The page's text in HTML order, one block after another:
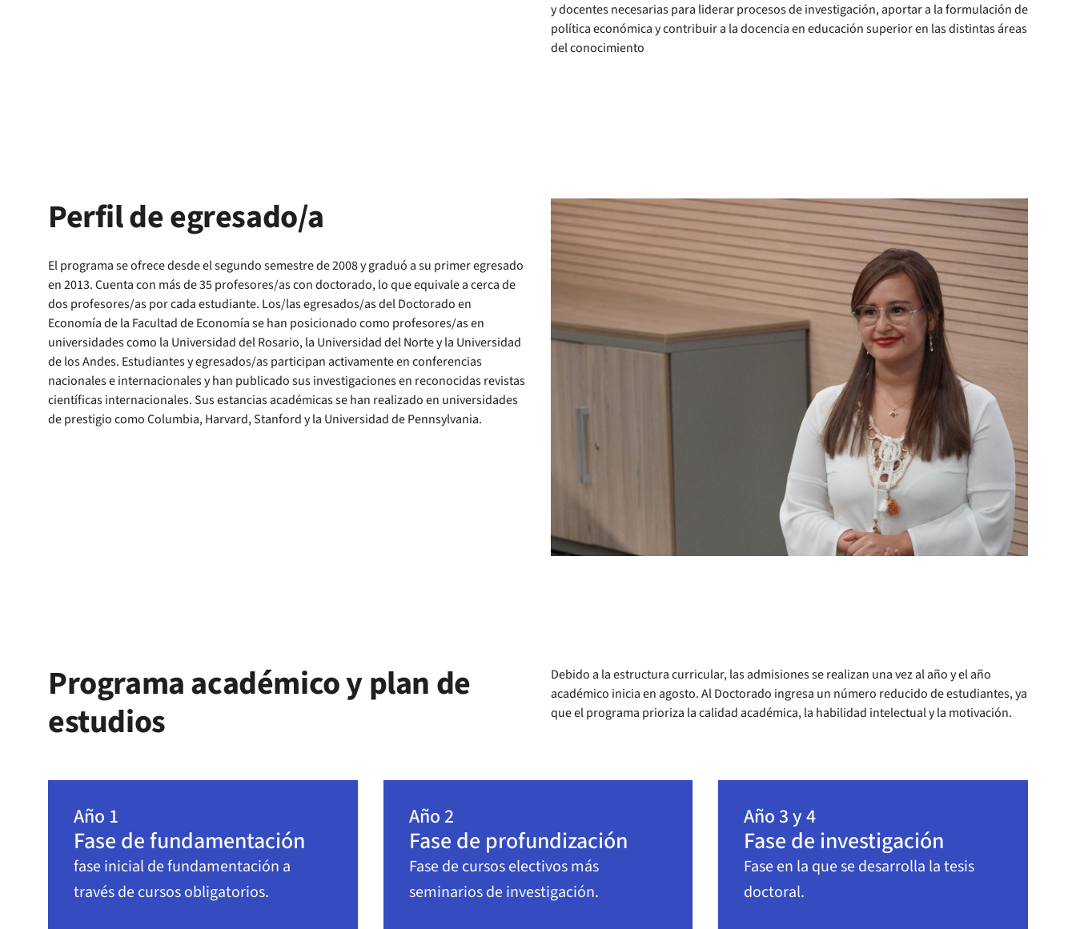
y docentes necesarias para liderar procesos de investigación, aportar a la formulación de
política económica y contribuir a la docencia en educación superior en las distintas áreas
del conocimiento
Perfil de egresado/a
El programa se ofrece desde el segundo semestre de 2008 y graduó a su primer egresado
en 2013. Cuenta con más de 35 profesores/as con doctorado, lo que equivale a cerca de
dos profesores/as por cada estudiante. Los/las egresados/as del Doctorado en
Economía de la Facultad de Economía se han posicionado como profesores/as en
universidades como la Universidad del Rosario, la Universidad del Norte y la Universidad
de los Andes. Estudiantes y egresados/as participan activamente en conferencias
nacionales e internacionales y han publicado sus investigaciones en reconocidas revistas
científicas internacionales. Sus estancias académicas se han realizado en universidades
de prestigio como Columbia, Harvard, Stanford y la Universidad de Pennsylvania.
Programa académico y plan de
estudios
Debido a la estructura curricular, las admisiones se realizan una vez al año y el año
académico inicia en agosto. Al Doctorado ingresa un número reducido de estudiantes, ya
que el programa prioriza la calidad académica, la habilidad intelectual y la motivación.
Año 1
Fase de fundamentación
fase inicial de fundamentación a
través de cursos obligatorios.
Año 2
Fase de profundización
Fase de cursos electivos más
seminarios de investigación.
Año 3 y 4
Fase de investigación
Fase en la que se desarrolla la tesis
doctoral.